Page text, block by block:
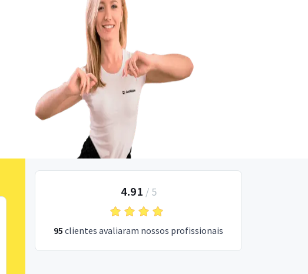
4.91 / 5
95 clientes avaliaram nossos profissionais